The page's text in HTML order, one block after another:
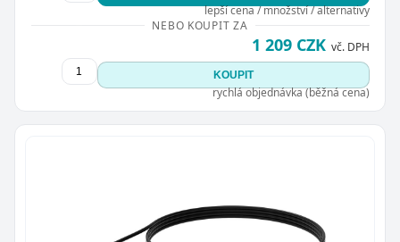
lepší cena / množství / alternativy
NEBO KOUPIT ZA
1 209 CZK vč. DPH
KOUPIT
rychlá objednávka (běžná cena)